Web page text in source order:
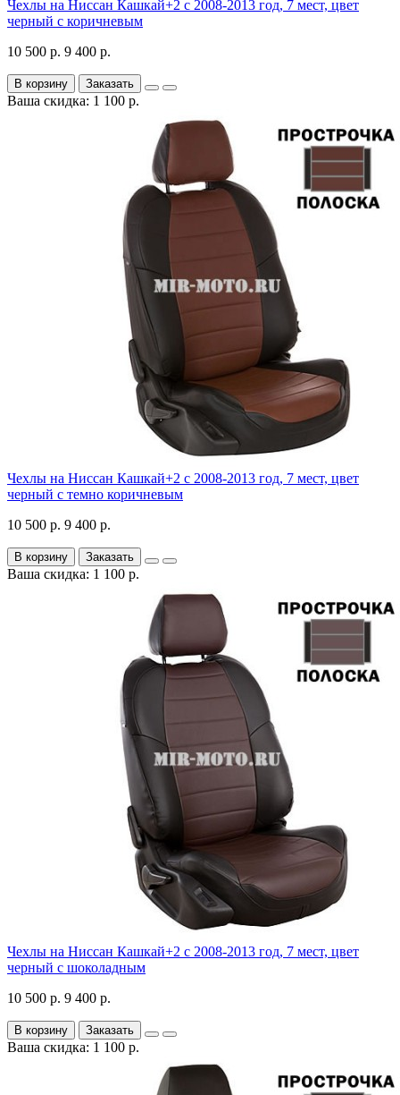
Чехлы на Ниссан Кашкай+2 с 2008-2013 год, 7 мест, цвет
черный с коричневым
10 500 р. 9 400 р.
В корзину Заказать
Ваша скидка: 1 100 р.
Чехлы на Ниссан Кашкай+2 с 2008-2013 год, 7 мест, цвет
черный с темно коричневым
10 500 р. 9 400 р.
В корзину Заказать
Ваша скидка: 1 100 р.
Чехлы на Ниссан Кашкай+2 с 2008-2013 год, 7 мест, цвет
черный с шоколадным
10 500 р. 9 400 р.
В корзину Заказать
Ваша скидка: 1 100 р.